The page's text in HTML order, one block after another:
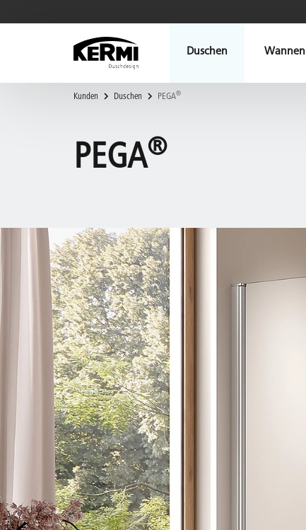
Duschen Wannen
Kunden Duschen PEGA®
PEGA®